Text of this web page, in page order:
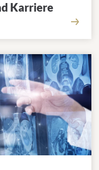
Karriere